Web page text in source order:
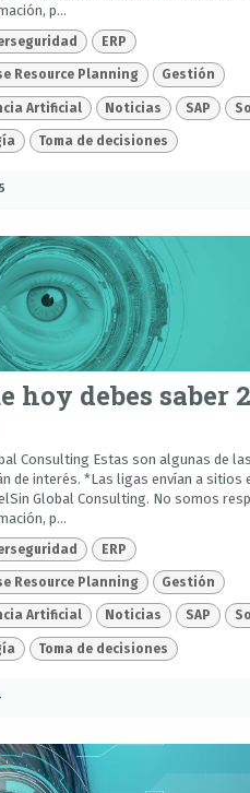
p...
ERP
Resource Planning Gestión
Artificial Noticias SAP
Toma de decisiones
hoy debes saber
Consulting Estas son algunas de
de interés. *Las ligas envían a sitios
Global Consulting. No somos
p...
ERP
Resource Planning Gestión
Artificial Noticias SAP
Toma de decisiones